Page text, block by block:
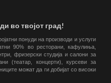
во твојот град!
понуди на производи и услуги
90% во ресторани, кафулиња,
фризерски студија и салони за
(театар, концерти), курсеви за
можат да ги добијат со високи